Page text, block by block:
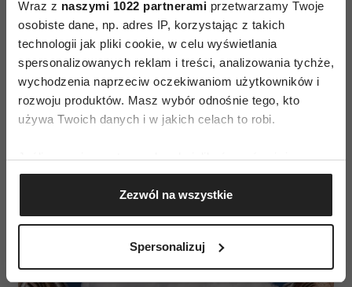
Wraz z naszymi 1022 partnerami przetwarzamy Twoje
osobiste dane, np. adres IP, korzystając z takich
technologii jak pliki cookie, w celu wyświetlania
spersonalizowanych reklam i treści, analizowania tychże,
wychodzenia naprzeciw oczekiwaniom użytkowników i
rozwoju produktów. Masz wybór odnośnie tego, kto
używa Twoich danych i w jakich celach to robi.
Jeśli wyrazisz na to zgodę, chcielibyśmy również:
Gromadzić dane dotyczące Twojej lokalizacji
geograficznej z dokładnością nawet do kilku metrów
Identyfikować Twoje urządzenie, aktywnie
(fingerprinting, czyli wirtualny odcisk palca)
Zezwól na wszystkie
Spersonalizuj
Ratusz czy kamienice ormiańskie na rynku. Miasto
zostało zaprojektowane przez Bernarda Morando
na zlecenie Jana Zamoyskiego. Zachowany w
znacznej części układ miejski został wpisany na
listę UNESCO w 1992 jako przykład zabudowy
Średniowieczny zespół miejski